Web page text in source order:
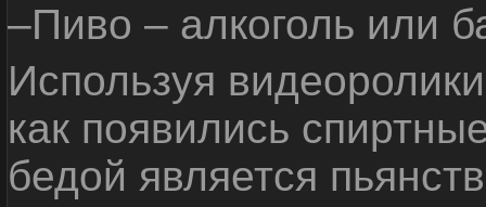
–Пиво – алкоголь или
Используя
как появились
бедой является